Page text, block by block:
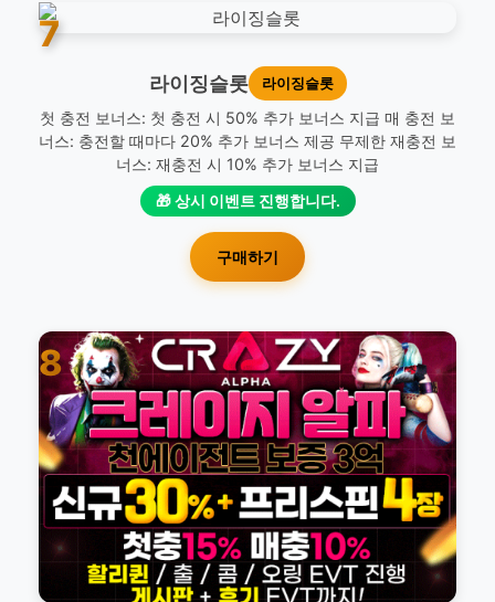
7
라이징슬롯 라이징슬롯
첫 충전 보너스: 첫 충전 시 50% 추가 보너스 지급 매 충전 보
너스: 충전할 때마다 20% 추가 보너스 제공 무제한 재충전 보
너스: 재충전 시 10% 추가 보너스 지급
🎁 상시 이벤트 진행합니다.
구매하기
8